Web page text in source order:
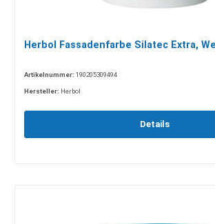
Herbol Fassadenfarbe Silatec Extra,
Artikelnummer: 190205309494
Hersteller: Herbol
Details